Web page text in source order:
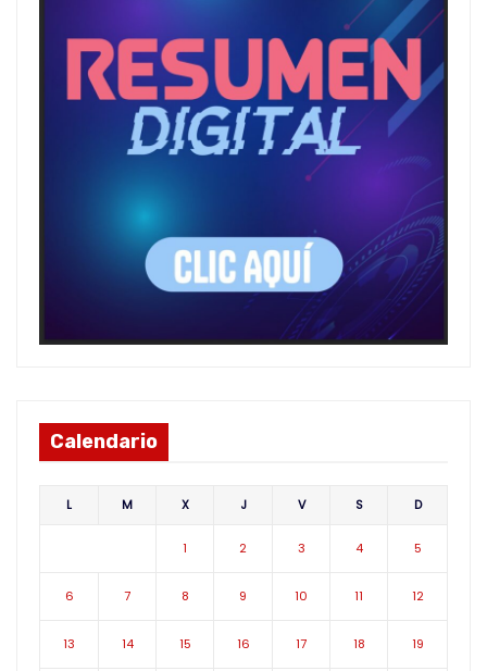
Calendario
L M X J V S D
1 2 3 4 5
6 7 8 9 10 11 12
13 14 15 16 17 18 19